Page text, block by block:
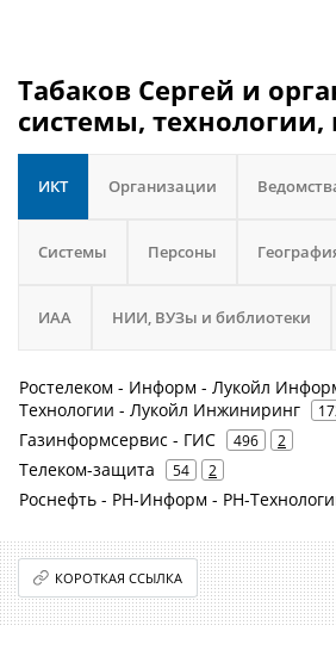
Табаков Сергей и
системы, технологии,
ИКТ Организации
Системы Персоны
ИАА НИИ, ВУЗы и библиотеки
Ростелеком - Информ - Лукойл
Технологии - Лукойл Инжиниринг
Газинформсервис - ГИС 496 2
Телеком-защита 54 2
Роснефть - РН-Информ - РН-
КОРОТКАЯ ССЫЛКА